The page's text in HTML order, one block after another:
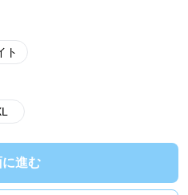
ト
に進む